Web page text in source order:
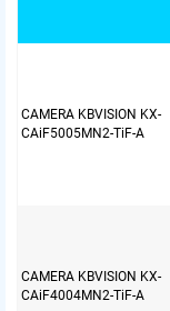
CAMERA KBVISION KX-
CAiF5005MN2-TiF-A
CAMERA KBVISION KX-
CAiF4004MN2-TiF-A